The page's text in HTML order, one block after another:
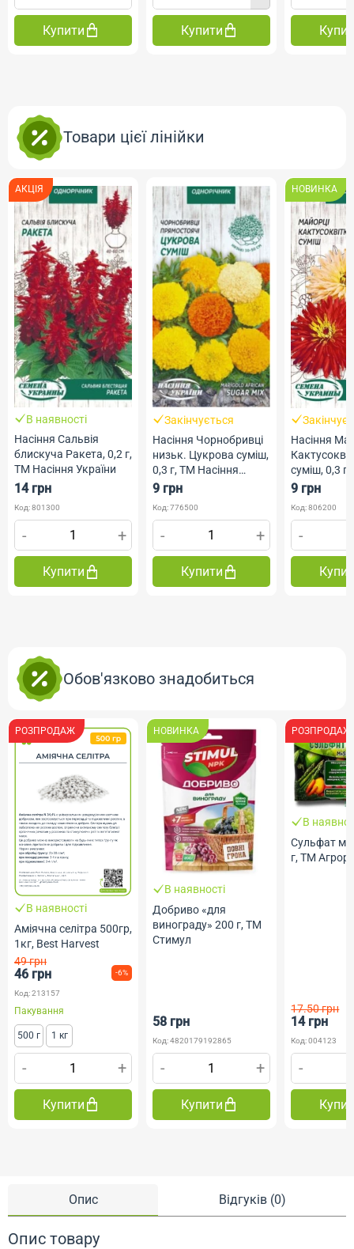
Опис Відгуків (0)
Опис товару
Купити Купити
Товари цієї лінійки
АКЦІЯ
В наявності
Насіння Сальвія
блискуча Ракета, 0,2 г,
ТМ Насіння України
14 грн
Код: 801300
- +
Купити
Закінчується
Насіння Чорнобривці
низьк. Цукрова суміш,
0,3 г, ТМ Насіння
України
9 грн
Код: 776500
- +
Купити
НОВИНКА
Насіння
суміш, 0,3
Насіння
9 грн
Код: 806200
-
Обов'язково знадобиться
РОЗПРОДАЖ
В наявності
Аміячна селітра 500гр,
1кг, Best Harvest
49 грн
46 грн -6%
Код: 213157
Пакування
500 г 1 кг
- +
Купити
НОВИНКА
В наявності
Добриво «для
винограду» 200 г, ТМ
Стимул
58 грн
Код: 4820179192865
- +
Купити
РОЗПРОДАЖ
В
Сульфат
г, ТМ
17.50 грн
14 грн
Код: 004123
-